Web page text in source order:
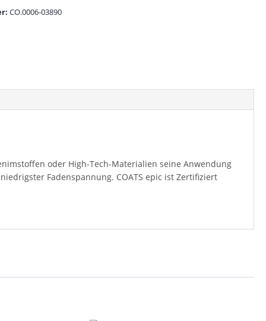
CO.0006-03890
oder High-Tech-Materialien seine Anwendung
Fadenspannung. COATS epic ist Zertifiziert